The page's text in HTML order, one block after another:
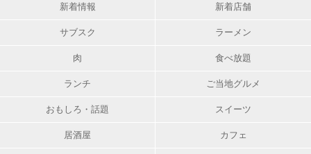
新着情報 新着店舗
サブスク ラーメン
肉 食べ放題
ランチ ご当地グルメ
おもしろ・話題 スイーツ
居酒屋 カフェ